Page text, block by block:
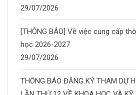
29/07/2026
[THÔNG BÁO] Về việc cung cấp
học 2026-2027
29/07/2026
THÔNG BÁO ĐĂNG KÝ THAM DỰ